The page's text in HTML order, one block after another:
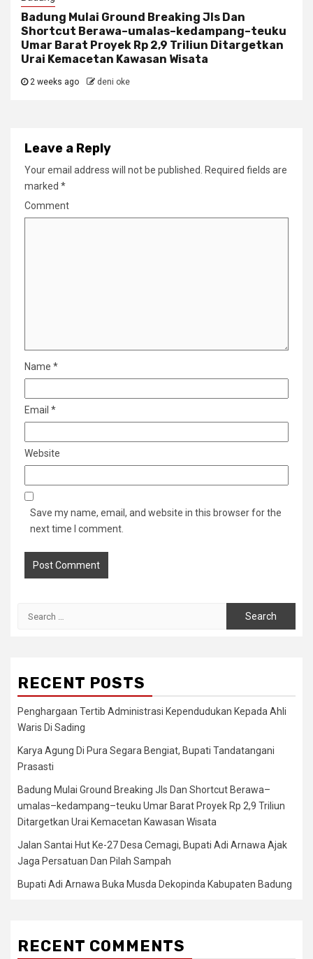
Badung Mulai Ground Breaking Jls Dan
Shortcut Berawa–umalas–kedampang–teuku
Umar Barat Proyek Rp 2,9 Triliun Ditargetkan
Urai Kemacetan Kawasan Wisata
2 weeks ago deni oke
Leave a Reply
Your email address will not be published. Required fields are
marked *
Comment
Name *
Email *
Website
Save my name, email, and website in this browser for the
next time I comment.
RECENT POSTS
Penghargaan Tertib Administrasi Kependudukan Kepada Ahli
Waris Di Sading
Karya Agung Di Pura Segara Bengiat, Bupati Tandatangani
Prasasti
Badung Mulai Ground Breaking Jls Dan Shortcut Berawa–
umalas–kedampang–teuku Umar Barat Proyek Rp 2,9 Triliun
Ditargetkan Urai Kemacetan Kawasan Wisata
Jalan Santai Hut Ke-27 Desa Cemagi, Bupati Adi Arnawa Ajak
Jaga Persatuan Dan Pilah Sampah
Bupati Adi Arnawa Buka Musda Dekopinda Kabupaten Badung
RECENT COMMENTS